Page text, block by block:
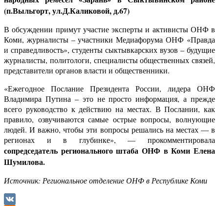
(п.Выльгорт, ул.Д.Каликовой, д.67)
В обсуждении примут участие эксперты и активисты ОНФ в
Коми, журналисты – участники Медиафорума ОНФ «Правда
и справедливость», студенты сыктывкарских вузов – будущие
журналисты, политологи, специалисты общественных связей,
представители органов власти и общественники.
«Ежегодное Послание Президента России, лидера ОНФ
Владимира Путина – это не просто информация, а прежде
всего руководство к действию на местах. В Послании, как
правило, озвучиваются самые острые вопросы, волнующие
людей. И важно, чтобы эти вопросы решались на местах — в
регионах и в глубинке», — прокомментировала
сопредседатель регионального штаба ОНФ в Коми Елена
Шумилова.
Источник: Региональное отделение ОНФ в Республике Коми